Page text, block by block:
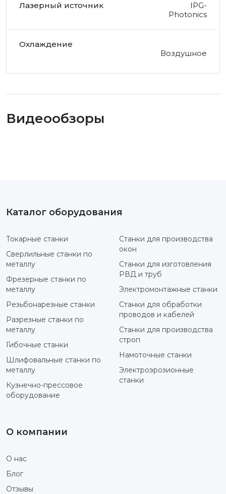
IPG-
Photonics
Воздушное
Видеообзоры
Каталог оборудования
Токарные станки
Сверлильные станки по
металлу
Фрезерные станки по
металлу
Резьбонарезные станки
Разрезные станки по
металлу
Гибочные станки
Шлифовальные станки по
металлу
Кузнечно-прессовое
оборудование
Станки для производства
окон
Станки для изготовления
РВД и труб
Электромонтажные станки
Станки для обработки
проводов и кабелей
Станки для производства
строп
Намоточные станки
Электроэрозионные
станки
О компании
О нас
Блог
Отзывы